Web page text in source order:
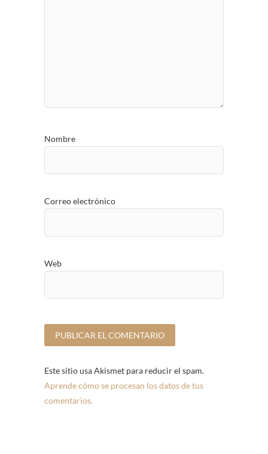
Nombre
Correo electrónico
Web
Este sitio usa Akismet para reducir el spam.
Aprende cómo se procesan los datos de tus
comentarios.